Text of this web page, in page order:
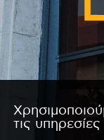
τις